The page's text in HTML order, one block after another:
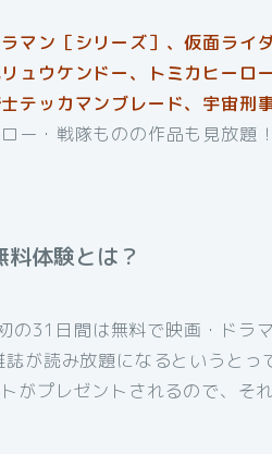
マン［シリーズ］、仮面ライ
ュウケンドー、トミカヒーロ
テッカマンブレード、宇宙刑
ー・戦隊ものの作品も見放題！
体験とは？
の31日間は無料で映画・ドラ
が読み放題になるというとっ
がプレゼントされるので、そ